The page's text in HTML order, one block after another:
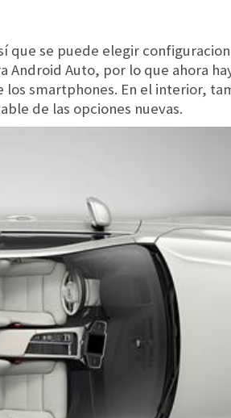
que se puede elegir
Android Auto, por lo que ahora
smartphones. En el interior,
de las opciones nuevas.